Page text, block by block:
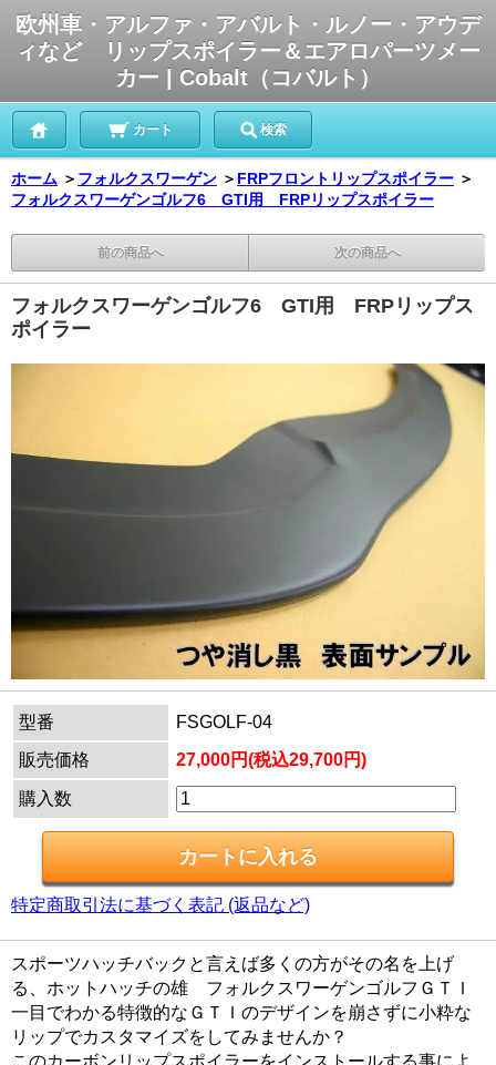
欧州車・アルファ・アバルト・ルノー・アウデ
ィなど リップスポイラー＆エアロパーツメー
カー | Cobalt（コバルト）
カート 検索
ホーム ＞ フォルクスワーゲン ＞ FRPフロントリップスポイラー ＞
フォルクスワーゲンゴルフ6 GTI用 FRPリップスポイラー
前の商品へ 次の商品へ
フォルクスワーゲンゴルフ6 GTI用 FRPリップス
ポイラー
型番
FSGOLF-04
販売価格
27,000円(税込29,700円)
購入数
特定商取引法に基づく表記 (返品など)
スポーツハッチバックと言えば多くの方がその名を上げ
る、ホットハッチの雄 フォルクスワーゲンゴルフＧＴＩ
一目でわかる特徴的なＧＴＩのデザインを崩さずに小粋な
リップでカスタマイズをしてみませんか？
このカーボンリップスポイラーをインストールする事によ